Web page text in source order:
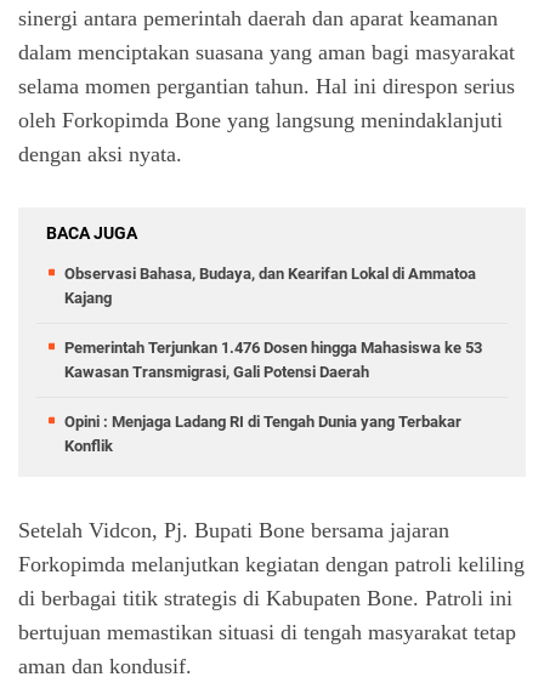
sinergi antara pemerintah daerah dan aparat keamanan
dalam menciptakan suasana yang aman bagi masyarakat
selama momen pergantian tahun. Hal ini direspon serius
oleh Forkopimda Bone yang langsung menindaklanjuti
dengan aksi nyata.
BACA JUGA
Observasi Bahasa, Budaya, dan Kearifan Lokal di Ammatoa
Kajang
Pemerintah Terjunkan 1.476 Dosen hingga Mahasiswa ke 53
Kawasan Transmigrasi, Gali Potensi Daerah
Opini : Menjaga Ladang RI di Tengah Dunia yang Terbakar
Konflik
Setelah Vidcon, Pj. Bupati Bone bersama jajaran
Forkopimda melanjutkan kegiatan dengan patroli keliling
di berbagai titik strategis di Kabupaten Bone. Patroli ini
bertujuan memastikan situasi di tengah masyarakat tetap
aman dan kondusif.